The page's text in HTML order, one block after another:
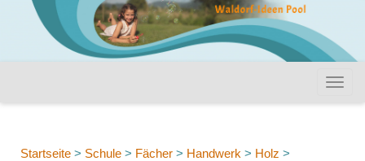
Startseite > Schule > Fächer > Handwerk > Holz >